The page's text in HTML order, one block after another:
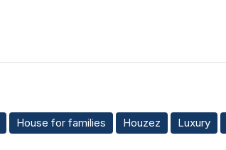
House for families Houzez Luxury